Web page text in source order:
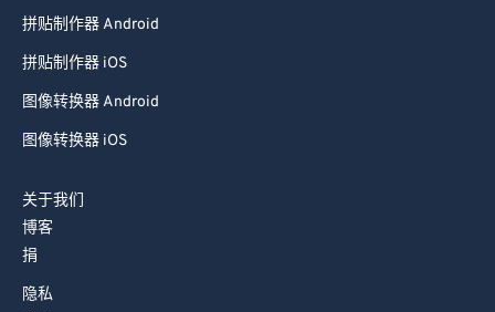
拼贴制作器 Android
拼贴制作器 iOS
图像转换器 Android
图像转换器 iOS
关于我们
博客
捐
隐私